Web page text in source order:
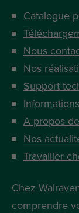
Catalogue
Nous
Nos
Support
A propos
Nos
Travailler
Chez
comprendre